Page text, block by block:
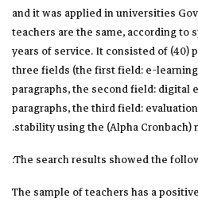
and it was applied in universities
teachers are the same, according to
years of service. It consisted of (40)
three fields (the first field: e-
paragraphs, the second field: digital
paragraphs, the third field:
stability using the (Alpha Cronbach)
The search results showed the
The sample of teachers has a